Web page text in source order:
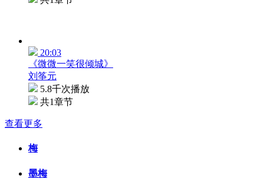
20:03
《微微一笑很倾城》
刘筝元
5.8千次播放
共1章节
查看更多
梅
墨梅